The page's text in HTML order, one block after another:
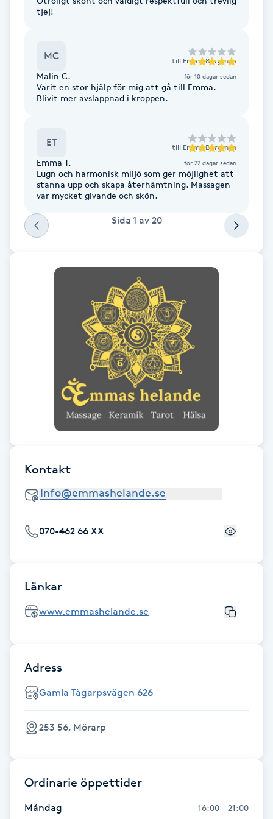
Hatha Yoga
Herrklippning
Hollywood Peel
Huduppstramning
Hyaluronsyra
Hårbottenbehandling
Hårförlängning
Hälsa
Hälsprickor
tjej!
MC till Emma Bergman
Malin C. för 10 dagar sedan
Varit en stor hjälp för mig att gå till Emma.
Blivit mer avslappnad i kroppen.
ET till Emma Bergman
Emma T. för 22 dagar sedan
Lugn och harmonisk miljö som ger möjlighet att
stanna upp och skapa återhämtning. Massagen
var mycket givande och skön.
Sida 1 av 20
Kontakt
070-462 66 XX
Länkar
www.emmashelande.se
Adress
Gamla Tågarpsvägen 626
253 56, Mörarp
Ordinarie öppettider
Måndag 16:00 - 21:00